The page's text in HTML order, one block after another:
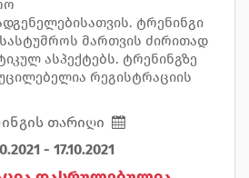
ტრენინგი
მართვის ძირითად
ასპექტებს. ტრენინგზე
რეგისტრაციის
თარიღი
- 17.10.2021